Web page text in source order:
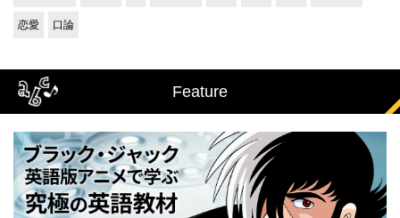
恋愛 口論
Feature